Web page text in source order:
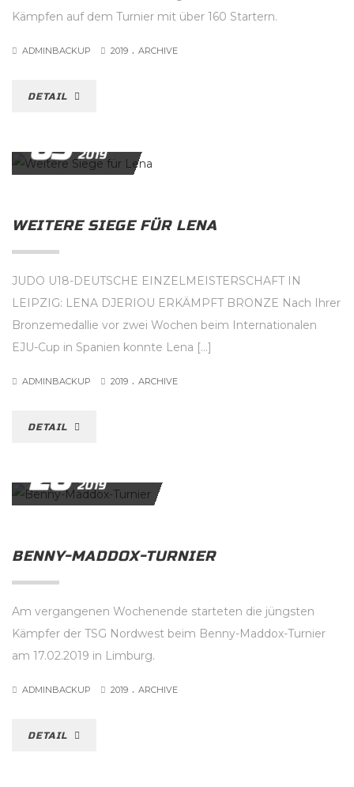
Kämpfen auf dem Turnier mit über 160 Startern.
ADMINBACKUP 2019 . ARCHIVE
DETAIL
05 2019
WEITERE SIEGE FÜR LENA
JUDO U18-DEUTSCHE EINZELMEISTERSCHAFT IN
LEIPZIG: LENA DJERIOU ERKÄMPFT BRONZE Nach Ihrer
Bronzemedallie vor zwei Wochen beim Internationalen
EJU-Cup in Spanien konnte Lena […]
ADMINBACKUP 2019 . ARCHIVE
DETAIL
20 2019
BENNY-MADDOX-TURNIER
Am vergangenen Wochenende starteten die jüngsten
Kämpfer der TSG Nordwest beim Benny-Maddox-Turnier
am 17.02.2019 in Limburg.
ADMINBACKUP 2019 . ARCHIVE
DETAIL